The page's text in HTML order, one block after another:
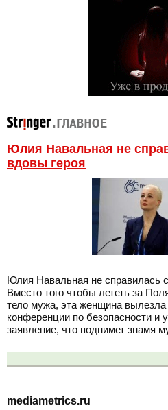
Юлия Навальная не
вдовы героя
Юлия Навальная не справилась
Вместо того чтобы лететь за
тело мужа, эта женщина
конференции по безопасности и
заявление, что поднимет знамя
mediametrics.ru